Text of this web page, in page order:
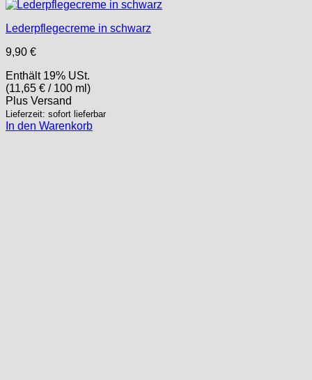
Lederpflegecreme in schwarz
9,90 €
Enthält 19% USt.
(11,65 € / 100 ml)
Plus Versand
Lieferzeit: sofort lieferbar
In den Warenkorb